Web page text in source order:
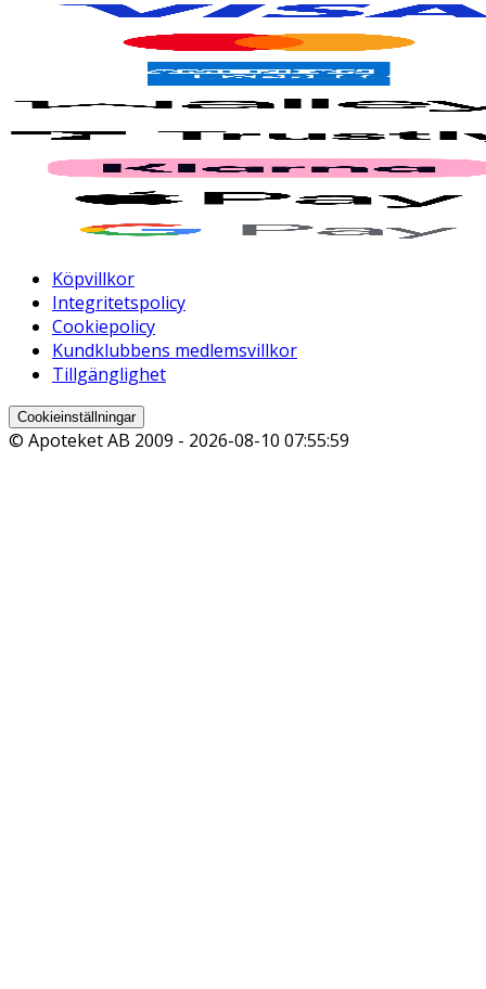
Köpvillkor
Integritetspolicy
Cookiepolicy
Kundklubbens medlemsvillkor
Tillgänglighet
Cookieinställningar
© Apoteket AB 2009 - 2026-08-10 07:55:59